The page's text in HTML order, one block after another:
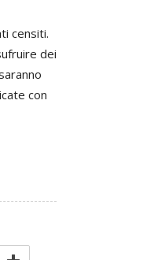
censiti.
dei
con